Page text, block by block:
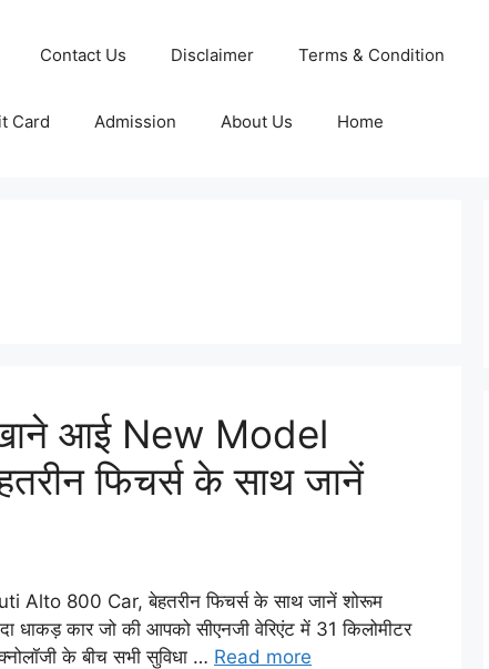
Contact Us Disclaimer Terms & Condition
Card Admission About Us Home
आई New Model
फिचर्स के साथ जानें
800 Car, बेहतरीन फिचर्स के साथ जानें शोरूम
धाकड़ कार जो की आपको सीएनजी वेरिएंट में 31 किलोमीटर
के बीच सभी सुविधा … Read more